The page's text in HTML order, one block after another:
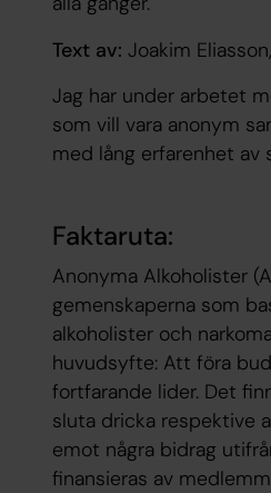
Text av: Joakim
Jag har under arbetet
som vill vara anonym
med lång erfarenhet av
Faktaruta:
Anonyma Alkoholister
gemenskaperna som
alkoholister och
huvudsyfte: Att föra
fortfarande lider. Det
sluta dricka respektive
emot några bidrag
finansieras av